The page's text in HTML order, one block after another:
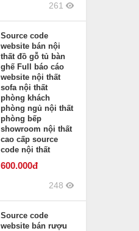
261
Source code
website bán nội
thất đồ gỗ tủ bàn
ghế Full báo cáo
website nội thất
sofa nội thất
phòng khách
phòng ngủ nội thất
phòng bếp
showroom nội thất
cao cấp source
code nội thất
600.000đ
248
Source code
website bán rượu